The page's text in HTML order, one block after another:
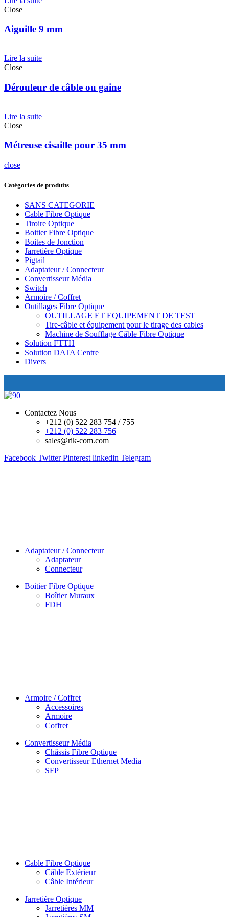
Close
Aiguille 9 mm
Lire la suite
Close
Dérouleur de câble ou gaine
Lire la suite
Close
Métreuse cisaille pour 35 mm
close
Catégories de produits
SANS CATEGORIE
Cable Fibre Optique
Tiroire Optique
Boitier Fibre Optique
Boites de Jonction
Jarretière Optique
Pigtail
Adaptateur / Connecteur
Convertisseur Média
Switch
Armoire / Coffret
Outillages Fibre Optique
OUTILLAGE ET EQUIPEMENT DE TEST
Tire-câble et équipement pour le tirage des cables
Machine de Soufflage Câble Fibre Optique
Solution FTTH
Solution DATA Centre
Divers
Contactez Nous
+212 (0) 522 283 754 / 755
+212 (0) 522 283 756
sales@rik-com.com
Facebook Twitter Pinterest linkedin Telegram
Adaptateur / Connecteur
Adaptateur
Connecteur
Boitier Fibre Optique
Boîtier Muraux
FDH
Armoire / Coffret
Accessoires
Armoire
Coffret
Convertisseur Média
Châssis Fibre Optique
Convertisseur Ethernet Media
SFP
Cable Fibre Optique
Câble Extérieur
Câble Intérieur
Jarretière Optique
Jarretières MM